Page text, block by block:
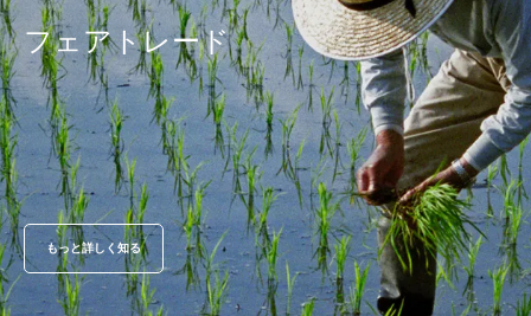
生物多様性と気候変動（日本未導入）
環境に関する主張
フェアトレード
もっと詳しく知る